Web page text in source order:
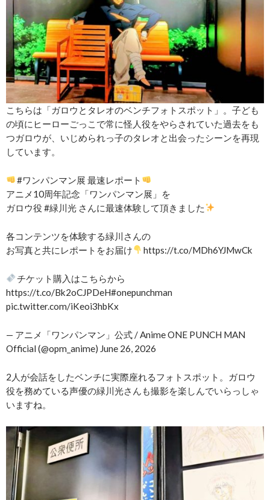
こちらは「ガロウとタレオのベンチフォトスポット」。子ども
の頃にヒーローごっこで常に怪人役をやらされていた過去をも
つガロウが、いじめられっ子のタレオと出会ったシーンを再現
しています。
#ワンパンマン展 最速レポート
アニメ10周年記念「ワンパンマン展」を
ガロウ役 #緑川光 さんに最速体験して頂きました
各コンテンツを体験する緑川さんの
お写真と共にレポートをお届け
https://t.co/MDh6YJMwCk
チケット購入はこちらから
https://t.co/Bk2oCJPDeH#onepunchman
pic.twitter.com/iKeoi3hbKx
— アニメ「ワンパンマン」公式 / Anime ONE PUNCH MAN
Official (@opm_anime) June 26, 2026
2人が会話をしたベンチに実際座れるフォトスポット。ガロウ
役を務めている声優の緑川光さんも撮影を楽しんでいらっしゃ
いますね。